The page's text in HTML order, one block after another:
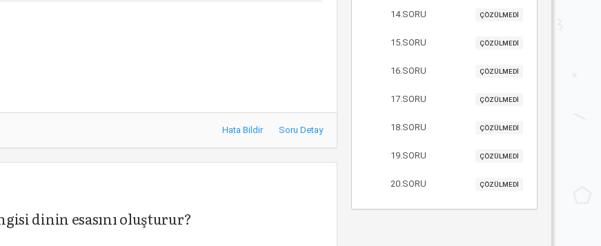
Hata Bildir Soru Detay
dinin esasını oluşturur?
14.SORU ÇÖZÜLMEDİ
15.SORU ÇÖZÜLMEDİ
16.SORU ÇÖZÜLMEDİ
17.SORU ÇÖZÜLMEDİ
18.SORU ÇÖZÜLMEDİ
19.SORU ÇÖZÜLMEDİ
20.SORU ÇÖZÜLMEDİ